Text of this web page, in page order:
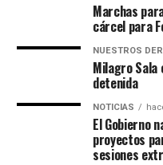
Marchas
cárcel para
NUESTROS
Milagro Sala
detenida
NOTICIAS
El Gobierno
proyectos
sesiones